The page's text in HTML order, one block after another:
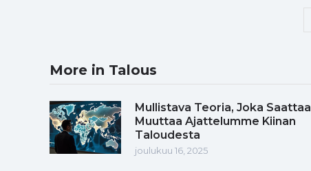
More in Talous
Mullistava Teoria, Joka Saattaa
Muuttaa Ajattelumme Kiinan
Taloudesta
joulukuu 16, 2025